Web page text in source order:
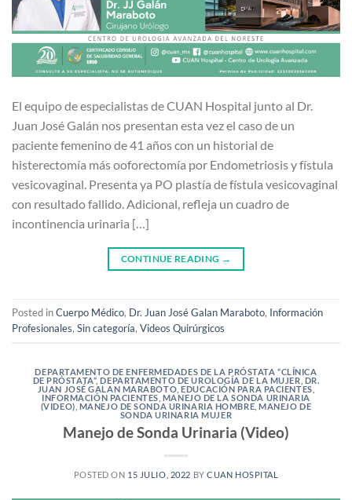
El equipo de especialistas de CUAN Hospital junto al Dr.
Juan José Galán nos presentan esta vez el caso de un
paciente femenino de 41 años con un historial de
histerectomía más ooforectomía por Endometriosis y fístula
vesicovaginal. Presenta ya PO plastía de fístula vesicovaginal
con resultado fallido. Adicional, refleja un cuadro de
incontinencia urinaria […]
CONTINUE READING →
Posted inCuerpo Médico, Dr. Juan José Galan Maraboto, Información
Profesionales, Sin categoría, Videos Quirúrgicos
DEPARTAMENTO DE ENFERMEDADES DE LA PRÓSTATA “CLÍNICA
DE PRÓSTATA“,DEPARTAMENTO DE UROLOGÍA DE LA MUJER DR.
JUAN JOSÉ GALAN MARABOTO ,EDUCACIÓN PARA PACIENTES
INFORMACIÓN PACIENTES MANEJO DE LA SONDA URINARIA
(VIDEO) MANEJO DE SONDA URINARIA HOMBRE ,MANEJO DE
SONDA URINARIA MUJER
Manejo de Sonda Urinaria (Video)
POSTED ON 15 JULIO, 2022 BYCUAN HOSPITAL